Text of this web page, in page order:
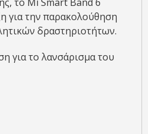
για την παρακολούθηση
δραστηριοτήτων.
για το λανσάρισμα του